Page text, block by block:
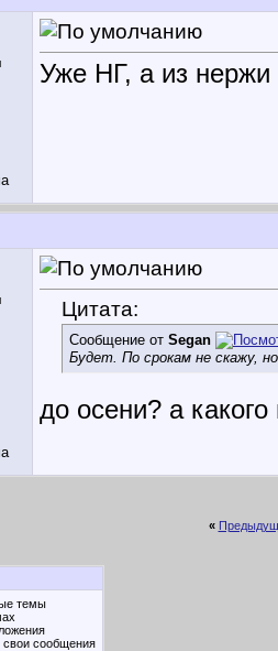
Уже НГ, а из нержи
Цитата:
Сообщение от Segan
Будет. По срокам не скажу,
до осени? а какого
«
темы
свои сообщения